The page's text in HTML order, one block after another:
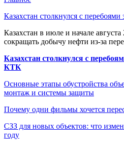
Казахстан столкнулся с
Казахстан в июле и начале
сокращать добычу нефти из-за
Казахстан столкнулся с
КТК
Основные этапы обустройства
монтаж и системы защиты
Почему одни фильмы хочется
СЗЗ для новых объектов: что
году